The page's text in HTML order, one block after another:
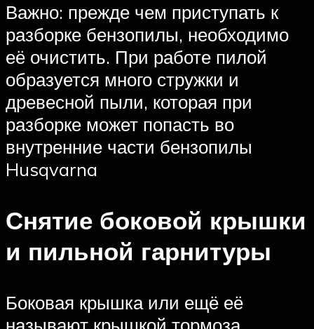
Важно: прежде чем приступать к
разборке бензопилы, необходимо
её очистить. При работе пилой
образуется много стружки и
древесной пыли, которая при
разборке может попасть во
внутренние части бензопилы
Husqvarna
Снятие боковой крышки
и пильной гарнитуры
Боковая крышка или ещё её